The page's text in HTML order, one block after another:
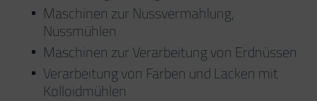
Maschinen zur Nussvermahlung,
Nussmühlen
Maschinen zur Verarbeitung von Erdnüssen
Verarbeitung von Farben und Lacken mit
Kolloidmühlen